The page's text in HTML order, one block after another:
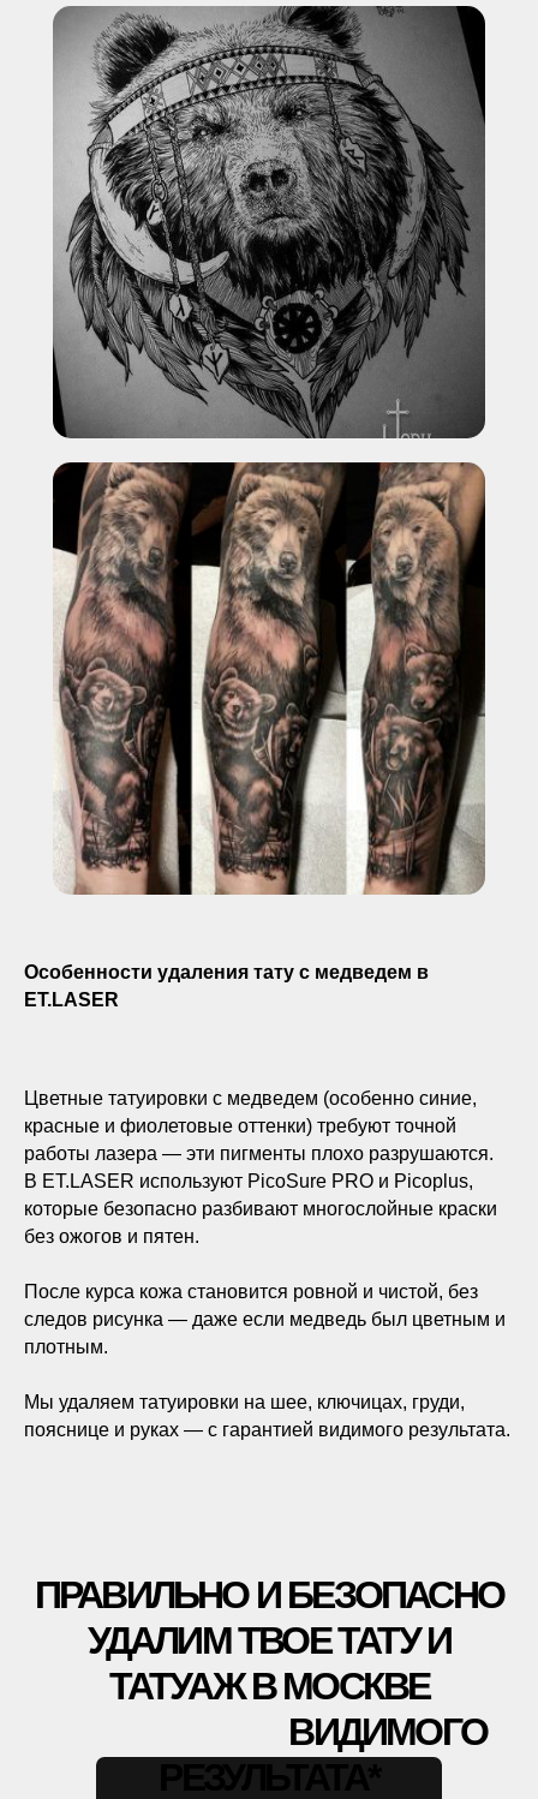
Особенности удаления тату с медведем в
ET.LASER
Цветные татуировки с медведем (особенно синие,
красные и фиолетовые оттенки) требуют точной
работы лазера — эти пигменты плохо разрушаются.
В ET.LASER используют PicoSure PRO и Picoplus,
которые безопасно разбивают многослойные краски
без ожогов и пятен.
После курса кожа становится ровной и чистой, без
следов рисунка — даже если медведь был цветным и
плотным.
Мы удаляем татуировки на шее, ключицах, груди,
пояснице и руках — с гарантией видимого результата.